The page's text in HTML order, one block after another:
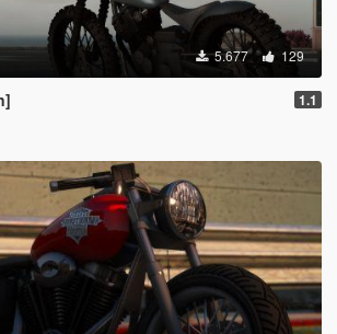
5.677 129
1.1